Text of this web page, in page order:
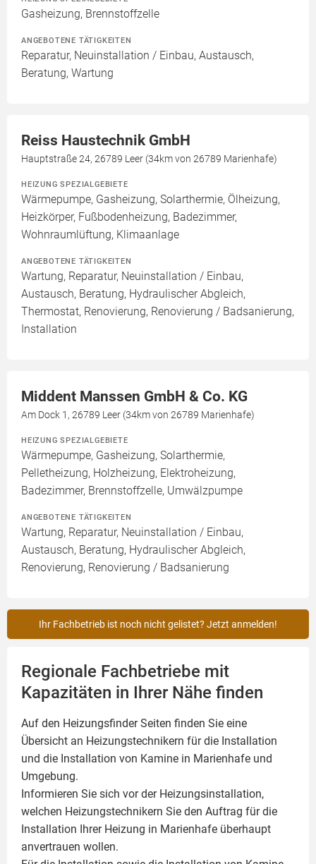
Gasheizung, Brennstoffzelle
ANGEBOTENE TÄTIGKEITEN
Reparatur, Neuinstallation / Einbau, Austausch,
Beratung, Wartung
Reiss Haustechnik GmbH
Hauptstraße 24, 26789 Leer (34km von 26789 Marienhafe)
HEIZUNG SPEZIALGEBIETE
Wärmepumpe, Gasheizung, Solarthermie, Ölheizung,
Heizkörper, Fußbodenheizung, Badezimmer,
Wohnraumlüftung, Klimaanlage
ANGEBOTENE TÄTIGKEITEN
Wartung, Reparatur, Neuinstallation / Einbau,
Austausch, Beratung, Hydraulischer Abgleich,
Thermostat, Renovierung, Renovierung / Badsanierung,
Installation
Middent Manssen GmbH & Co. KG
Am Dock 1, 26789 Leer (34km von 26789 Marienhafe)
HEIZUNG SPEZIALGEBIETE
Wärmepumpe, Gasheizung, Solarthermie,
Pelletheizung, Holzheizung, Elektroheizung,
Badezimmer, Brennstoffzelle, Umwälzpumpe
ANGEBOTENE TÄTIGKEITEN
Wartung, Reparatur, Neuinstallation / Einbau,
Austausch, Beratung, Hydraulischer Abgleich,
Renovierung, Renovierung / Badsanierung
Ihr Fachbetrieb ist noch nicht gelistet? Jetzt anmelden!
Regionale Fachbetriebe mit
Kapazitäten in Ihrer Nähe finden
Auf den Heizungsfinder Seiten finden Sie eine
Übersicht an Heizungstechnikern für die Installation
und die Installation von Kamine in Marienhafe und
Umgebung.
Informieren Sie sich vor der Heizungsinstallation,
welchen Heizungstechnikern Sie den Auftrag für die
Installation Ihrer Heizung in Marienhafe überhaupt
anvertrauen wollen.